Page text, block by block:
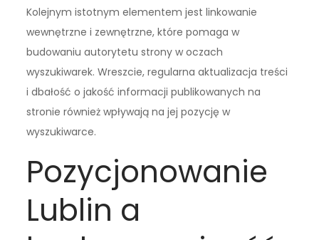
Kolejnym istotnym elementem jest linkowanie
wewnętrzne i zewnętrzne, które pomaga w
budowaniu autorytetu strony w oczach
wyszukiwarek. Wreszcie, regularna aktualizacja treści
i dbałość o jakość informacji publikowanych na
stronie również wpływają na jej pozycję w
wyszukiwarce.
Pozycjonowanie
Lublin a